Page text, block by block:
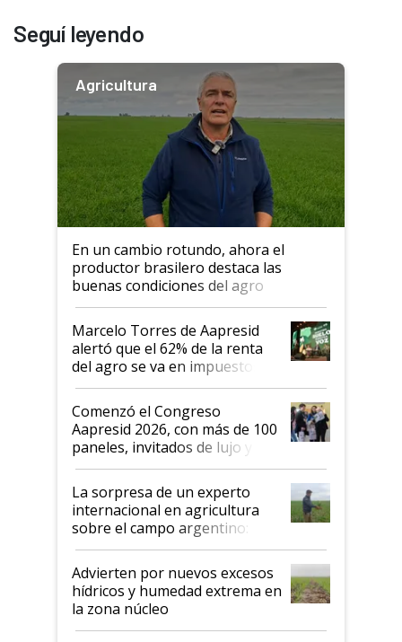
Seguí leyendo
Agricultura
En un cambio rotundo, ahora el
productor brasilero destaca las
buenas condiciones del agro
argentino para invertir: "Los veo
más motivados"
Marcelo Torres de Aapresid
alertó que el 62% de la renta
del agro se va en impuestos:
"No es bueno que en
Argentina se sigan discutiendo
las mismas cosas de hace 50
años"
Comenzó el Congreso
Aapresid 2026, con más de 100
paneles, invitados de lujo y
todas las tendencias
La sorpresa de un experto
internacional en agricultura
sobre el campo argentino:
"Estoy muy impresionado"
Advierten por nuevos excesos
hídricos y humedad extrema en
la zona núcleo